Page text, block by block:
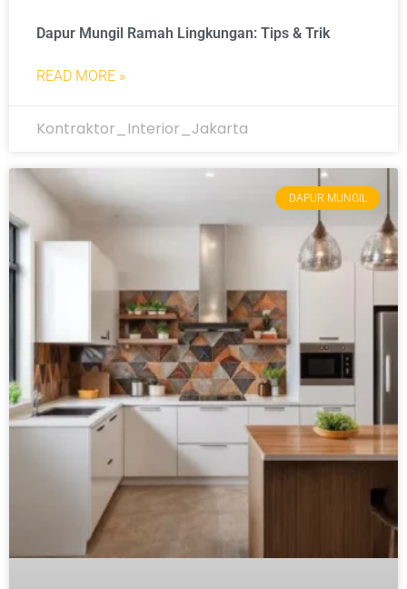
Dapur Mungil Ramah Lingkungan: Tips & Trik
READ MORE »
Kontraktor_Interior_Jakarta
DAPUR MUNGIL